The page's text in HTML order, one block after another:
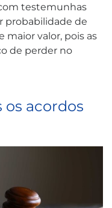
testemunhas
probabilidade de
maior valor, pois as
de perder no
os acordos